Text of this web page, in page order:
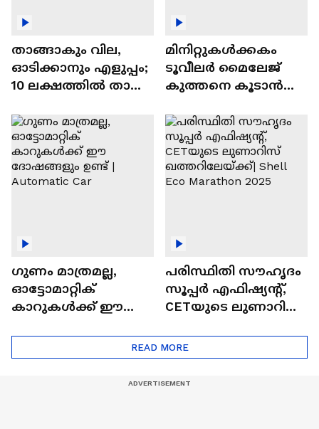
താങ്ങാകും വില,
ഓടിക്കാനും എളുപ്പം;
10 ലക്ഷത്തിൽ താഴെ
ഓട്ടോമാറ്റിക്ക്
എസ്‍യുവികൾ
മിനിറ്റുകൾക്കകം
ടൂവീലർ മൈലേജ്
കുത്തനെ കൂടാൻ
ഗുണം മാത്രമല്ല,
ഓട്ടോമാറ്റിക്
കാറുകൾക്ക് ഈ
പരിസ്ഥിതി സൗഹൃദം
സൂപ്പർ എഫിഷ്യന്റ്,
CETയുടെ ലുണാറിസ്
Eco Marathon 2025
READ MORE